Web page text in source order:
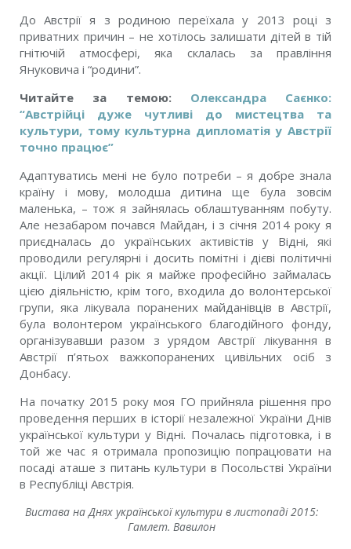
До Австрії я з родиною переїхала у 2013 році з
приватних причин – не хотілось залишати дітей в тій
гнітючій атмосфері, яка склалась за правління
Януковича і “родини”.
Читайте за темою: Олександра Саєнко:
“Австрійці дуже чутливі до мистецтва та
культури, тому культурна дипломатія у Австрії
точно працює”
Адаптуватись мені не було потреби – я добре знала
країну і мову, молодша дитина ще була зовсім
маленька, – тож я зайнялась облаштуванням побуту.
Але незабаром почався Майдан, і з січня 2014 року я
приєдналась до українських активістів у Відні, які
проводили регулярні і досить помітні і дієві політичні
акції. Цілий 2014 рік я майже професійно займалась
цією діяльністю, крім того, входила до волонтерської
групи, яка лікувала поранених майданівців в Австрії,
була волонтером українського благодійного фонду,
організувавши разом з урядом Австрії лікування в
Австрії п’ятьох важкопоранених цивільних осіб з
Донбасу.
На початку 2015 року моя ГО прийняла рішення про
проведення перших в історії незалежної України Днів
української культури у Відні. Почалась підготовка, і в
той же час я отримала пропозицію попрацювати на
посаді аташе з питань культури в Посольстві України
в Республіці Австрія.
Вистава на Днях української культури в листопаді 2015:
Гамлет. Вавилон